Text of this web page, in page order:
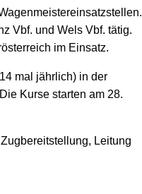
Vbf. und Wels Vbf. tätig.
im Einsatz.
mal jährlich) in der
Kurse starten am 28.
Leitung